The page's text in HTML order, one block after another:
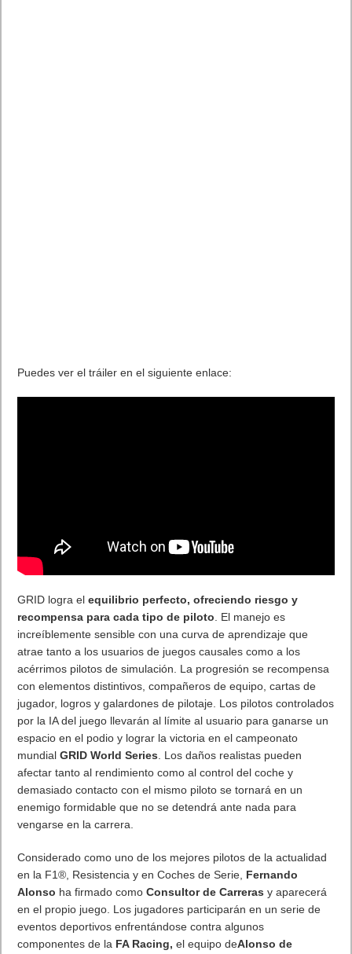
Puedes ver el tráiler en el siguiente enlace:
GRID logra elequilibrio perfecto, ofreciendo riesgo y
recompensa para cada tipo de piloto. El manejo es
increíblemente sensible con una curva de aprendizaje que
atrae tanto a los usuarios de juegos causales como a los
acérrimos pilotos de simulación. La progresión se recompensa
con elementos distintivos, compañeros de equipo, cartas de
jugador, logros y galardones de pilotaje. Los pilotos controlados
por la IA del juego llevarán al límite al usuario para ganarse un
espacio en el podio y lograr la victoria en el campeonato
mundialGRID World Series. Los daños realistas pueden
afectar tanto al rendimiento como al control del coche y
demasiado contacto con el mismo piloto se tornará en un
enemigo formidable que no se detendrá ante nada para
vengarse en la carrera.
Considerado como uno de los mejores pilotos de la actualidad
en la F1®, Resistencia y en Coches de Serie, Fernando
Alonso ha firmado comoConsultor de Carreras y aparecerá
en el propio juego. Los jugadores participarán en un serie de
eventos deportivos enfrentándose contra algunos
componentes de la FA Racing, el equipo deAlonso de